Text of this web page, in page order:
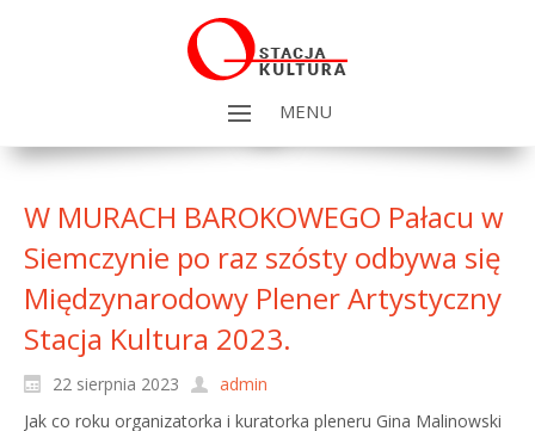
MENU
W MURACH BAROKOWEGO Pałacu w
Siemczynie po raz szósty odbywa się
Międzynarodowy Plener Artystyczny
Stacja Kultura 2023.
22 sierpnia 2023
admin
Jak co roku organizatorka i kuratorka pleneru Gina Malinowski